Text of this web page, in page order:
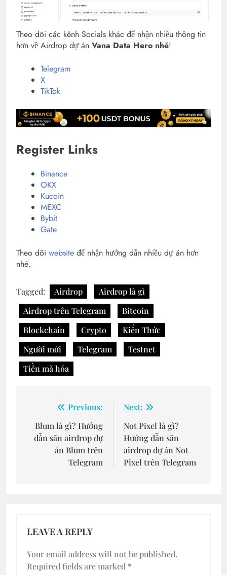
Theo dõi các kênh Socials khác để nhận nhiều thông tin
hơn về Airdrop dự án Vana Data Hero nhé!
Telegram
X
TikTok
Register Links
Binance
OKX
Kucoin
MEXC
Bybit
Gate
Theo dõi website để nhận hướng dẫn nhiều dự án hơn
nhé.
Tagged: Airdrop
Airdrop là gì
Airdrop trên Telegram
Bitcoin
Blockchain
Crypto
Kiến Thức
Người mới
Telegram
Testnet
Tiền mã hóa
navigation
Previous:
Blum là gì? Hướng
dẫn săn airdrop dự
án Blum trên
Telegram
Next:
Not Pixel là gì?
Hướng dẫn săn
airdrop dự án Not
Pixel trên Telegram
LEAVE A REPLY
Your email address will not be published.
Required fields are marked *